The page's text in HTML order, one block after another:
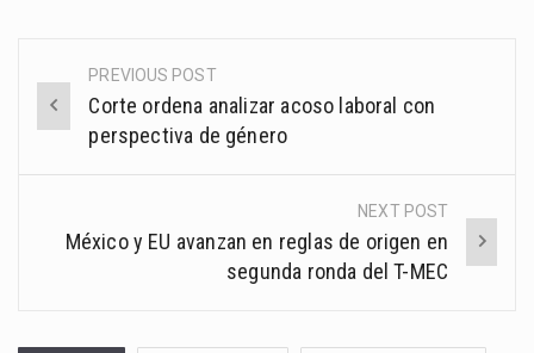
Post
navigation
PREVIOUS POST
Corte ordena analizar acoso laboral con
perspectiva de género
NEXT POST
México y EU avanzan en reglas de origen en
segunda ronda del T-MEC